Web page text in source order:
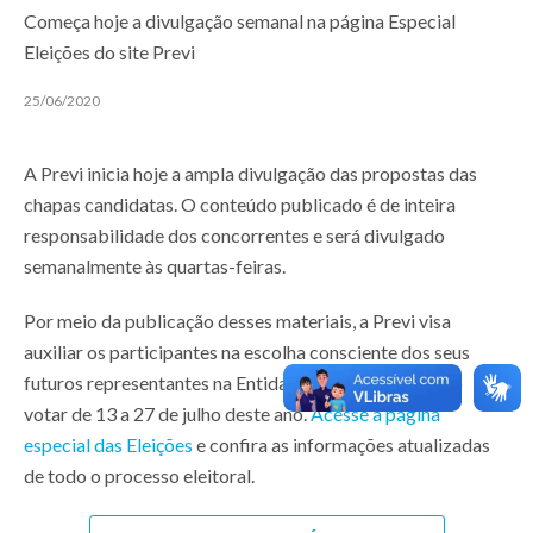
Começa hoje a divulgação semanal na página Especial
Eleições do site Previ
25/06/2020
A Previ inicia hoje a ampla divulgação das propostas das
chapas candidatas. O conteúdo publicado é de inteira
responsabilidade dos concorrentes e será divulgado
semanalmente às quartas-feiras.
Por meio da publicação desses materiais, a Previ visa
auxiliar os participantes na escolha consciente dos seus
futuros representantes na Entidade, nos quais poderão
votar de 13 a 27 de julho deste ano.Acesse a página
especial das Eleições e confira as informações atualizadas
de todo o processo eleitoral.